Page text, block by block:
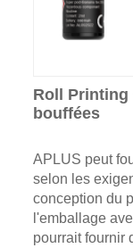
Roll Printing
bouffées
APLUS peut
selon les
conception du
l'emballage
pourrait fournir